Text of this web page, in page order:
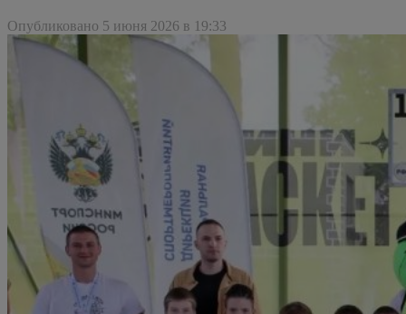
Опубликовано 5 июня 2026 в 19:33